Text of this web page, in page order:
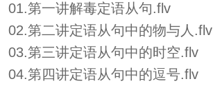
01.第一讲解毒定语从句.flv
02.第二讲定语从句中的物与人.flv
03.第三讲定语从句中的时空.flv
04.第四讲定语从句中的逗号.flv